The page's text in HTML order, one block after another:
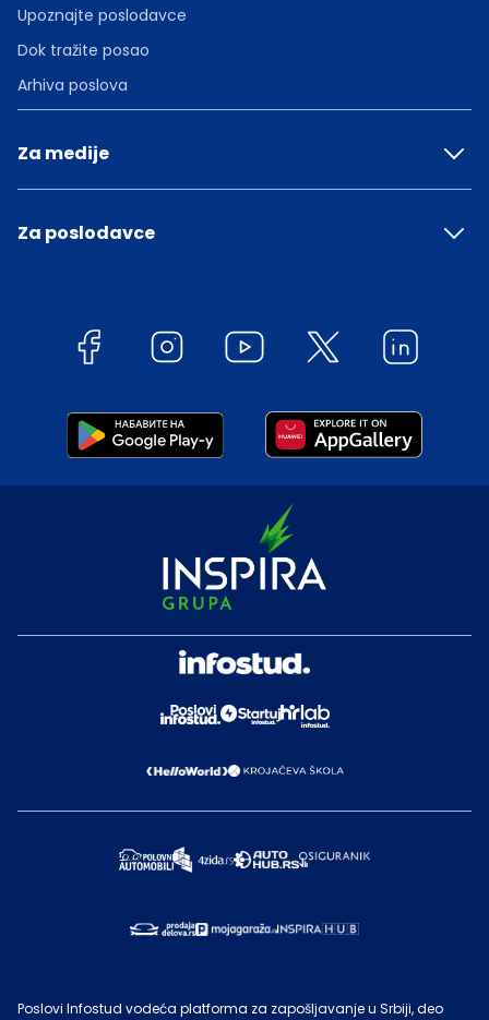
Upoznajte poslodavce
Dok tražite posao
Arhiva poslova
Za medije
Za poslodavce
Poslovi Infostud vodeća platforma za zapošljavanje u Srbiji, deo